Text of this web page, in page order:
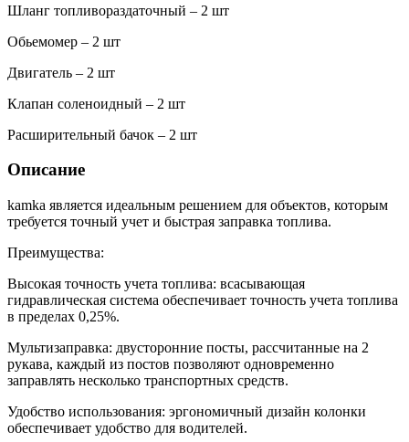
Шланг топливораздаточный – 2 шт
Обьемомер – 2 шт
Двигатель – 2 шт
Клапан соленоидный – 2 шт
Расширительный бачок – 2 шт
Описание
kamka является идеальным решением для объектов, которым
требуется точный учет и быстрая заправка топлива.
Преимущества:
Высокая точность учета топлива: всасывающая
гидравлическая система обеспечивает точность учета топлива
в пределах 0,25%.
Мультизаправка: двусторонние посты, рассчитанные на 2
рукава, каждый из постов позволяют одновременно
заправлять несколько транспортных средств.
Удобство использования: эргономичный дизайн колонки
обеспечивает удобство для водителей.